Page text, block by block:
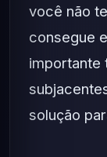
você não
consegue
importante
solução